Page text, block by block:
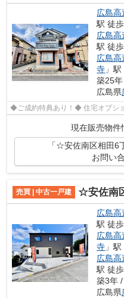
広島高
駅 徒
広島高
駅 徒
広島高
寺 」
築25
広島県
◆ご成約特典あり！◆ 住宅オプシ
現在販売物件
「☆安佐南区相田
お問い
売買 | 中古一戸建 ☆安佐南
広島高
駅 徒
広島高
寺 」
広島高
駅 徒
築3年 /
広島県